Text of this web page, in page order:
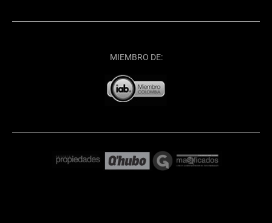
MIEMBRO DE: